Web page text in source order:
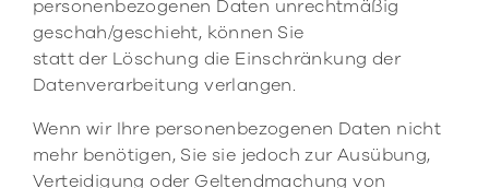
personenbezogenen Daten unrechtmäßig
geschah/geschieht, können Sie
statt der Löschung die Einschränkung der
Datenverarbeitung verlangen.
Wenn wir Ihre personenbezogenen Daten nicht
mehr benötigen, Sie sie jedoch zur Ausübung,
Verteidigung oder Geltendmachung von